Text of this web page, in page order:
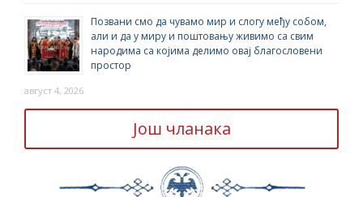
Позвани смо да чувамо мир и слогу међу собом,
али и да у миру и поштовању живимо са свим
народима са којима делимо овај благословени
простор
август 4, 2026
Још чланака